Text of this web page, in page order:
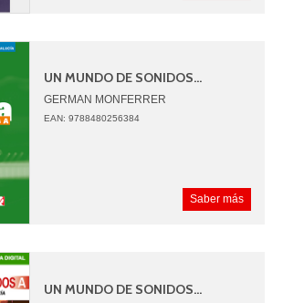
UN MUNDO DE SONIDOS...
GERMAN MONFERRER
JUAN ANGEL PICAZO
EAN: 9788480256384
Saber más
UN MUNDO DE SONIDOS...